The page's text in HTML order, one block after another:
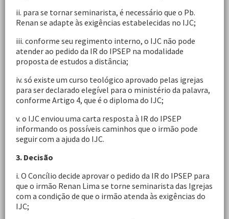
ii. para se tornar seminarista, é necessário que o Pb.
Renan se adapte às exigências estabelecidas no IJC;
iii. conforme seu regimento interno, o IJC não pode
atender ao pedido da IR do IPSEP na modalidade
proposta de estudos a distância;
iv. só existe um curso teológico aprovado pelas igrejas
para ser declarado elegível para o ministério da palavra,
conforme Artigo 4, que é o diploma do IJC;
v. o IJC enviou uma carta resposta à IR do IPSEP
informando os possíveis caminhos que o irmão pode
seguir com a ajuda do IJC.
3. Decisão
i. O Concílio decide aprovar o pedido da IR do IPSEP para
que o irmão Renan Lima se torne seminarista das Igrejas
com a condição de que o irmão atenda às exigências do
IJC;